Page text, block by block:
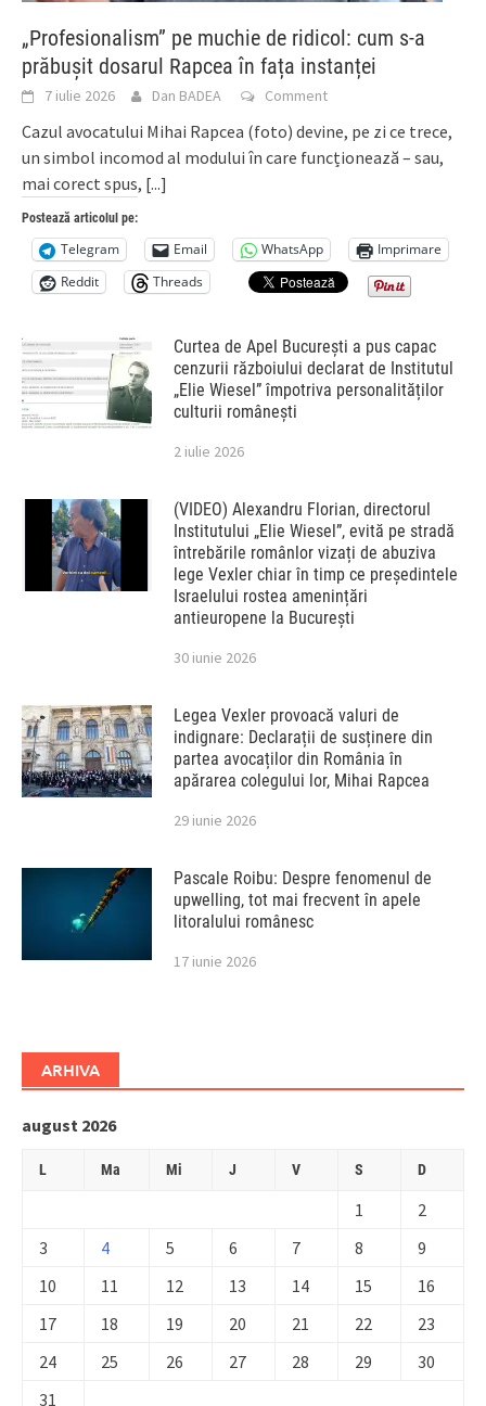
„Profesionalism” pe muchie de ridicol: cum s-a
prăbușit dosarul Rapcea în fața instanței
7 iulie 2026 Dan BADEA Comment
Cazul avocatului Mihai Rapcea (foto) devine, pe zi ce trece,
un simbol incomod al modului în care funcționează – sau,
mai corect spus, [...]
Postează articolul pe:
Telegram Email WhatsApp
Imprimare
Reddit
Threads
Curtea de Apel București a pus capac
cenzurii războiului declarat de Institutul
„Elie Wiesel” împotriva personalităților
culturii românești
2 iulie 2026
(VIDEO) Alexandru Florian, directorul
Institutului „Elie Wiesel”, evită pe stradă
întrebările românlor vizați de abuziva
lege Vexler chiar în timp ce președintele
Israelului rostea amenințări
antieuropene la București
30 iunie 2026
Legea Vexler provoacă valuri de
indignare: Declarații de susținere din
partea avocaților din România în
apărarea colegului lor, Mihai Rapcea
29 iunie 2026
Pascale Roibu: Despre fenomenul de
upwelling, tot mai frecvent în apele
litoralului românesc
17 iunie 2026
ARHIVA
august 2026
L Ma Mi J V S D
1
2
3
4 5 6 7 8
9
10
11 12 13 14 15
16
17
18 19 20 21 22
23
24
25 26 27 28 29
30
31